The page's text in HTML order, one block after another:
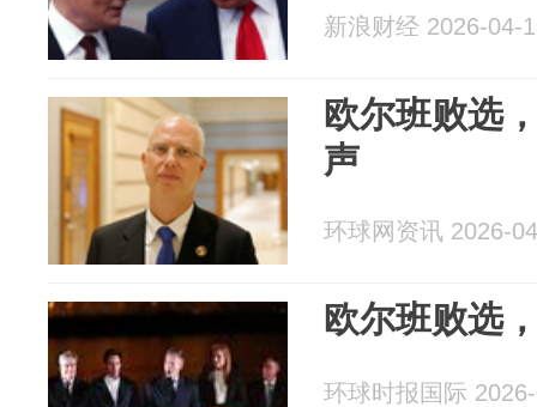
新浪财经 2026-04-
欧尔班败选
声
环球网资讯 2026-
欧尔班败选
环球时报国际